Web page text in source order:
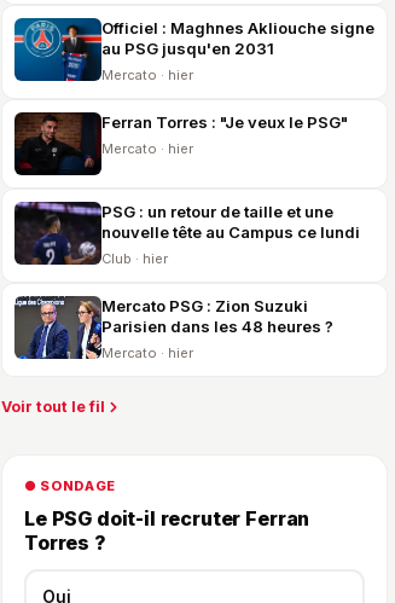
Officiel : Maghnes Akliouche signe
au PSG jusqu'en 2031
Mercato · hier
Ferran Torres : "Je veux le PSG"
Mercato · hier
PSG : un retour de taille et une
nouvelle tête au Campus ce lundi
Club · hier
Mercato PSG : Zion Suzuki
Parisien dans les 48 heures ?
Mercato · hier
Voir tout le fil
● SONDAGE
Le PSG doit-il recruter Ferran
Torres ?
Oui